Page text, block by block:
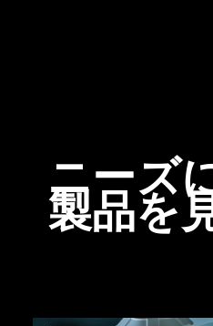
ニーズ
製品を